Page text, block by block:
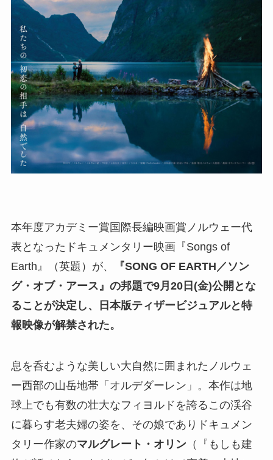
本年度アカデミー賞国際長編映画賞ノルウェー代
表となったドキュメンタリー映画『Songs of
Earth』（英題）が、
『SONG OF EARTH／ソン
グ・オブ・アース』の邦題で9月20日(金)公開とな
ることが決定し、日本版ティザービジュアルと特
報映像が解禁された。
息を呑むような美しい大自然に囲まれたノルウェ
ー西部の山岳地帯「オルデダーレン」。本作は地
球上でも有数の壮大なフィヨルドを誇るこの渓谷
に暮らす老夫婦の姿を、その娘でありドキュメン
タリー作家のマルグレート・オリン（『もしも建